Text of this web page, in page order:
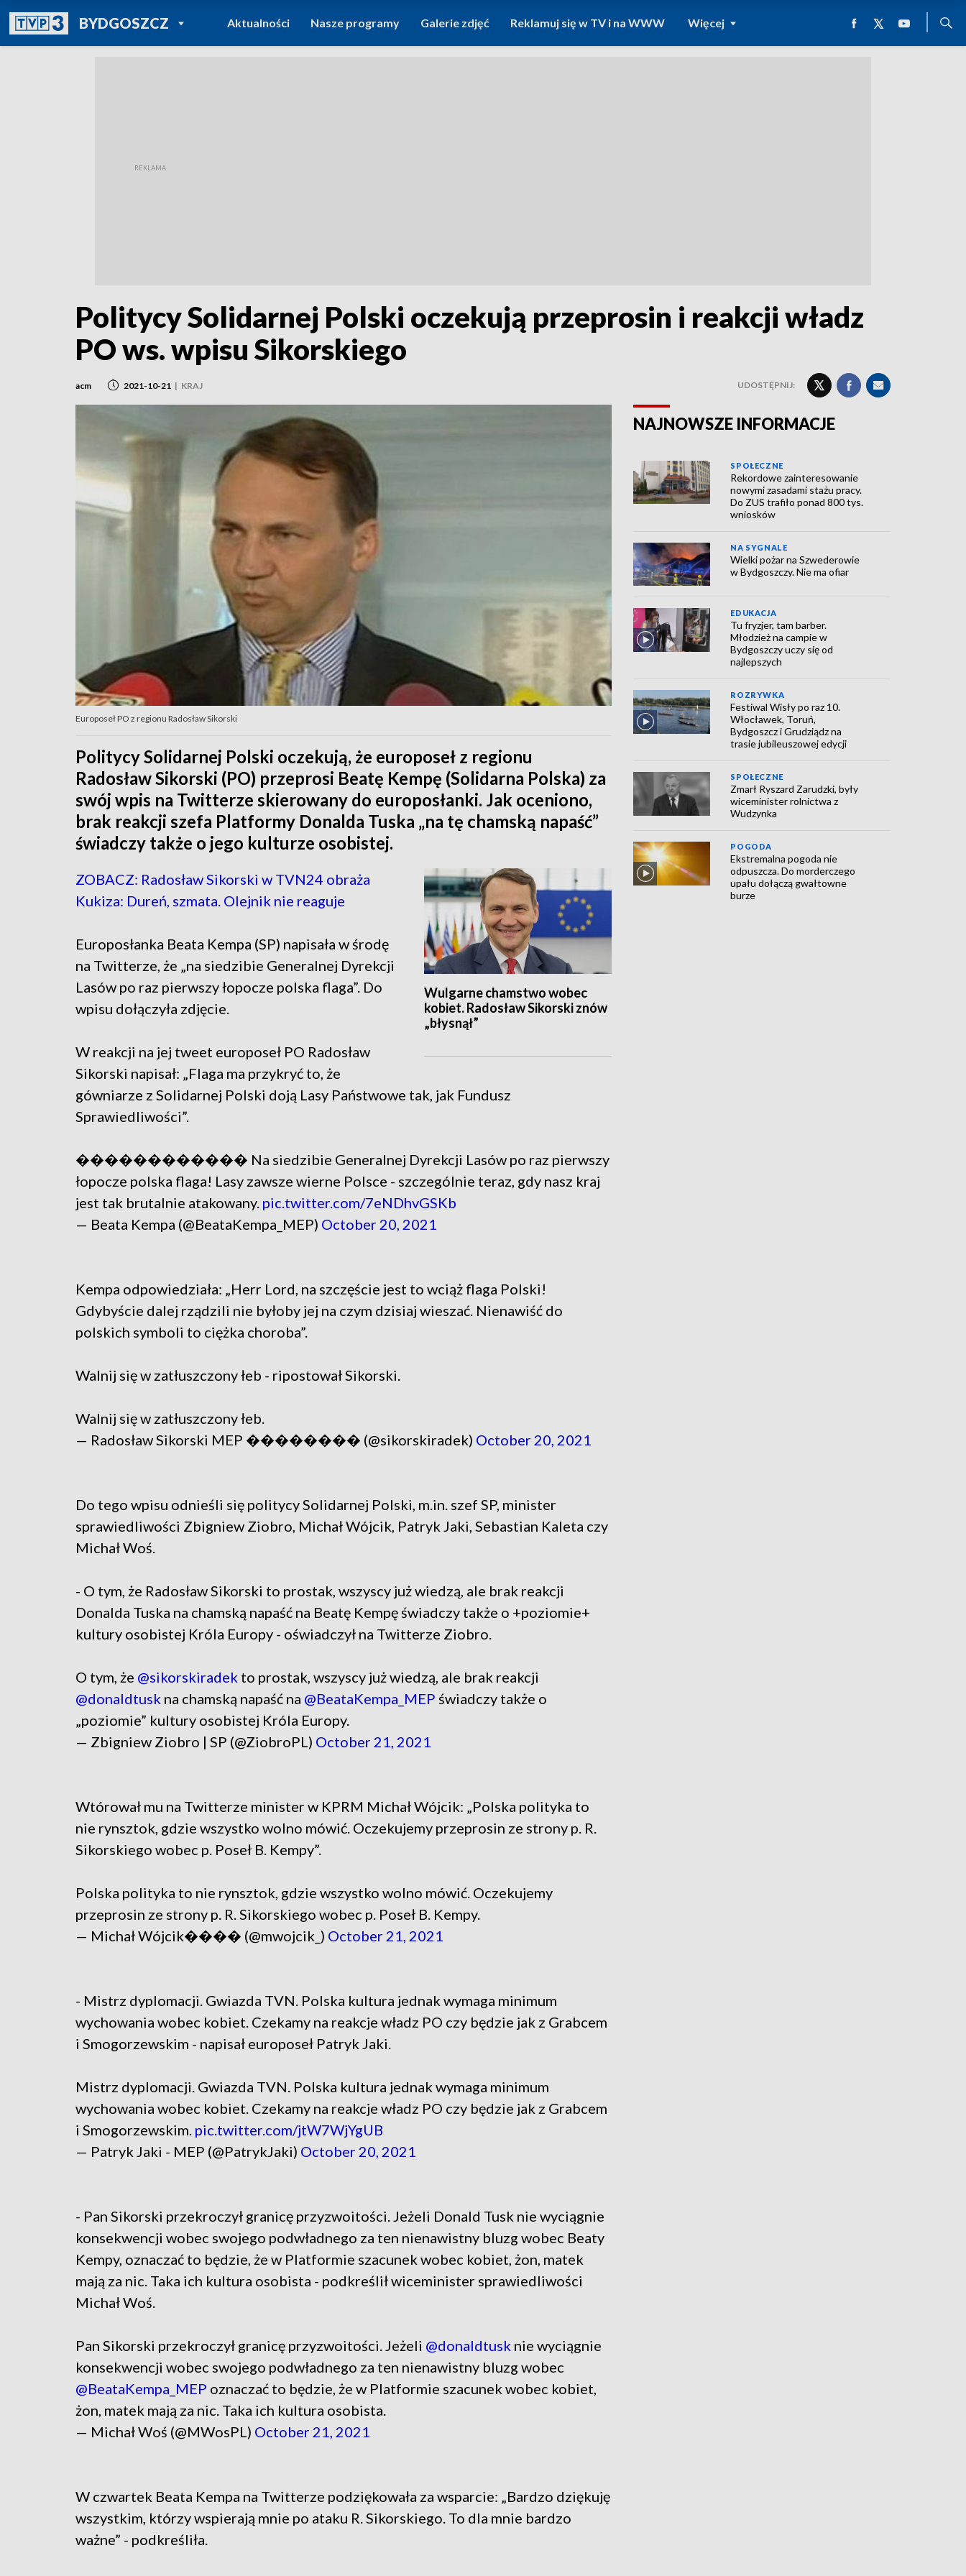
BYDGOSZCZPOWRÓT DO
TVP REGIONY
Aktualności Nasze programy Galerie zdjęć Reklamuj się w TV i na WWW Więcej
Politycy Solidarnej Polski oczekują przeprosin i reakcji władz
PO ws. wpisu Sikorskiego
acm 2021-10-21 | KRAJ UDOSTĘPNIJ:
Europoseł PO z regionu Radosław Sikorski
Politycy Solidarnej Polski oczekują, że europoseł z regionu
Radosław Sikorski (PO) przeprosi Beatę Kempę (Solidarna Polska) za
swój wpis na Twitterze skierowany do europosłanki. Jak oceniono,
brak reakcji szefa Platformy Donalda Tuska „na tę chamską napaść”
świadczy także o jego kulturze osobistej.
Wulgarne chamstwo wobec
kobiet. Radosław Sikorski znów
„błysnął”
ZOBACZ: Radosław Sikorski w TVN24 obraża
Kukiza: Dureń, szmata. Olejnik nie reaguje
Europosłanka Beata Kempa (SP) napisała w środę
na Twitterze, że „na siedzibie Generalnej Dyrekcji
Lasów po raz pierwszy łopocze polska flaga”. Do
wpisu dołączyła zdjęcie.
W reakcji na jej tweet europoseł PO Radosław
Sikorski napisał: „Flaga ma przykryć to, że
gówniarze z Solidarnej Polski doją Lasy Państwowe tak, jak Fundusz
Sprawiedliwości”.
������������ Na siedzibie Generalnej Dyrekcji Lasów po raz pierwszy
łopocze polska flaga! Lasy zawsze wierne Polsce - szczególnie teraz, gdy nasz kraj
jest tak brutalnie atakowany. pic.twitter.com/7eNDhvGSKb
— Beata Kempa (@BeataKempa_MEP) October 20, 2021
Kempa odpowiedziała: „Herr Lord, na szczęście jest to wciąż flaga Polski!
Gdybyście dalej rządzili nie byłoby jej na czym dzisiaj wieszać. Nienawiść do
polskich symboli to ciężka choroba”.
Walnij się w zatłuszczony łeb - ripostował Sikorski.
Walnij się w zatłuszczony łeb.
— Radosław Sikorski MEP �������� (@sikorskiradek) October 20, 2021
Do tego wpisu odnieśli się politycy Solidarnej Polski, m.in. szef SP, minister
sprawiedliwości Zbigniew Ziobro, Michał Wójcik, Patryk Jaki, Sebastian Kaleta czy
Michał Woś.
- O tym, że Radosław Sikorski to prostak, wszyscy już wiedzą, ale brak reakcji
Donalda Tuska na chamską napaść na Beatę Kempę świadczy także o +poziomie+
kultury osobistej Króla Europy - oświadczył na Twitterze Ziobro.
O tym, że @sikorskiradek to prostak, wszyscy już wiedzą, ale brak reakcji
@donaldtusk na chamską napaść na @BeataKempa_MEP świadczy także o
„poziomie” kultury osobistej Króla Europy.
— Zbigniew Ziobro | SP (@ZiobroPL) October 21, 2021
Wtórował mu na Twitterze minister w KPRM Michał Wójcik: „Polska polityka to
nie rynsztok, gdzie wszystko wolno mówić. Oczekujemy przeprosin ze strony p. R.
Sikorskiego wobec p. Poseł B. Kempy”.
Polska polityka to nie rynsztok, gdzie wszystko wolno mówić. Oczekujemy
przeprosin ze strony p. R. Sikorskiego wobec p. Poseł B. Kempy.
— Michał Wójcik���� (@mwojcik_) October 21, 2021
- Mistrz dyplomacji. Gwiazda TVN. Polska kultura jednak wymaga minimum
wychowania wobec kobiet. Czekamy na reakcje władz PO czy będzie jak z Grabcem
i Smogorzewskim - napisał europoseł Patryk Jaki.
Mistrz dyplomacji. Gwiazda TVN. Polska kultura jednak wymaga minimum
wychowania wobec kobiet. Czekamy na reakcje władz PO czy będzie jak z Grabcem
i Smogorzewskim. pic.twitter.com/jtW7WjYgUB
— Patryk Jaki - MEP (@PatrykJaki) October 20, 2021
- Pan Sikorski przekroczył granicę przyzwoitości. Jeżeli Donald Tusk nie wyciągnie
konsekwencji wobec swojego podwładnego za ten nienawistny bluzg wobec Beaty
Kempy, oznaczać to będzie, że w Platformie szacunek wobec kobiet, żon, matek
mają za nic. Taka ich kultura osobista - podkreślił wiceminister sprawiedliwości
Michał Woś.
Pan Sikorski przekroczył granicę przyzwoitości. Jeżeli @donaldtusk nie wyciągnie
konsekwencji wobec swojego podwładnego za ten nienawistny bluzg wobec
@BeataKempa_MEP oznaczać to będzie, że w Platformie szacunek wobec kobiet,
żon, matek mają za nic. Taka ich kultura osobista.
— Michał Woś (@MWosPL) October 21, 2021
W czwartek Beata Kempa na Twitterze podziękowała za wsparcie: „Bardzo dziękuję
wszystkim, którzy wspierają mnie po ataku R. Sikorskiego. To dla mnie bardzo
ważne” - podkreśliła.
NAJNOWSZE INFORMACJE
SPOŁECZNE
Rekordowe zainteresowanie
nowymi zasadami stażu pracy.
Do ZUS trafiło ponad 800 tys.
wniosków
NA SYGNALE
Wielki pożar na Szwederowie
w Bydgoszczy. Nie ma ofiar
EDUKACJA
Tu fryzjer, tam barber.
Młodzież na campie w
Bydgoszczy uczy się od
najlepszych
ROZRYWKA
Festiwal Wisły po raz 10.
Włocławek, Toruń,
Bydgoszcz i Grudziądz na
trasie jubileuszowej edycji
SPOŁECZNE
Zmarł Ryszard Zarudzki, były
wiceminister rolnictwa z
Wudzynka
POGODA
Ekstremalna pogoda nie
odpuszcza. Do morderczego
upału dołączą gwałtowne
burze